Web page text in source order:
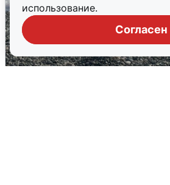
использование.
Согласен